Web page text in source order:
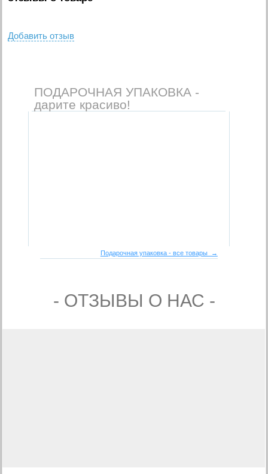
Добавить отзыв
ПОДАРОЧНАЯ УПАКОВКА -
дарите красиво!
Подарочная упаковка - все товары →
- ОТЗЫВЫ О НАС -